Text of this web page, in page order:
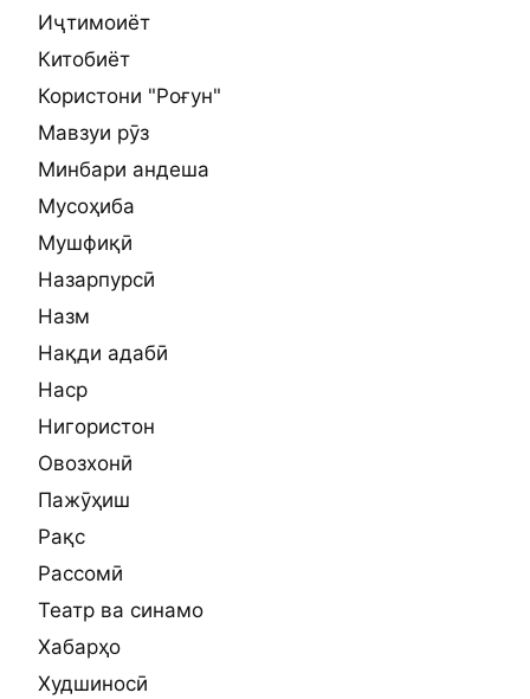
Иҷтимоиёт
Китобиёт
Користони "Роғун"
Мавзуи рӯз
Минбари андеша
Мусоҳиба
Мушфиқӣ
Назарпурсӣ
Назм
Нақди адабӣ
Наср
Нигористон
Овозхонӣ
Пажӯҳиш
Рақс
Рассомӣ
Театр ва синамо
Хабарҳо
Худшиносӣ